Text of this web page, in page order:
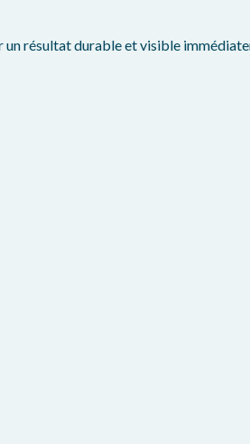
un résultat durable et visible